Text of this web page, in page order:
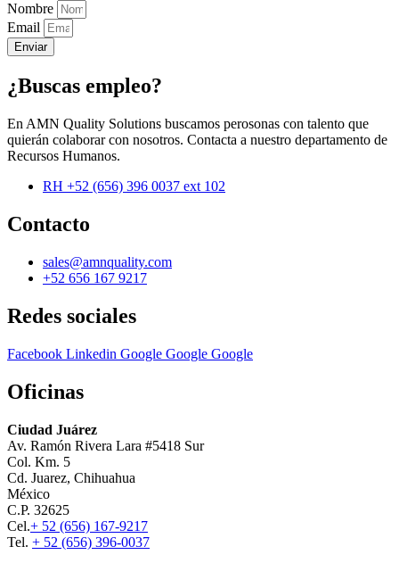
Nombre
Email
Enviar
¿Buscas empleo?
En AMN Quality Solutions buscamos perosonas con talento que
quierán colaborar con nosotros. Contacta a nuestro departamento de
Recursos Humanos.
RH +52 (656) 396 0037 ext 102
Contacto
sales@amnquality.com
+52 656 167 9217
Redes sociales
Facebook Linkedin Google Google Google
Oficinas
Ciudad Juárez
Av. Ramón Rivera Lara #5418 Sur
Col. Km. 5
Cd. Juarez, Chihuahua
México
C.P. 32625
Cel.+ 52 (656) 167-9217
Tel. + 52 (656) 396-0037